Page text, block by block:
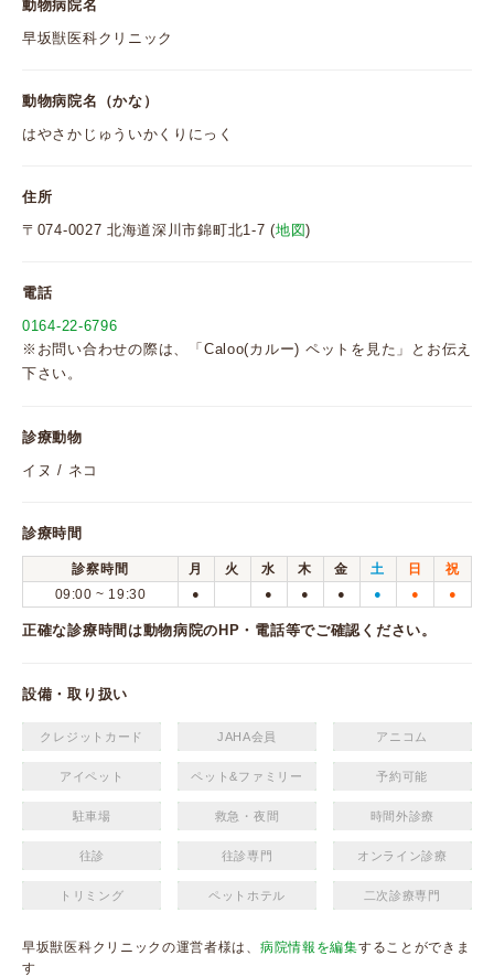
動物病院名
早坂獣医科クリニック
動物病院名（かな）
はやさかじゅういかくりにっく
住所
〒074-0027 北海道深川市錦町北1-7 (地図)
電話
0164-22-6796
※お問い合わせの際は、「Caloo(カルー) ペットを見た」とお伝え
下さい。
診療動物
イヌ / ネコ
診療時間
診察時間 月 火 水 木 金 土 日
祝
09:00 ~ 19:30
● ● ● ● ● ● ●
正確な診療時間は動物病院のHP・電話等でご確認ください。
設備・取り扱い
クレジットカード JAHA会員 アニコム
アイペット ペット&ファミリー 予約可能
駐車場 救急・夜間 時間外診療
往診 往診専門 オンライン診療
トリミング ペットホテル 二次診療専門
早坂獣医科クリニックの運営者様は、 病院情報を編集することができま
す